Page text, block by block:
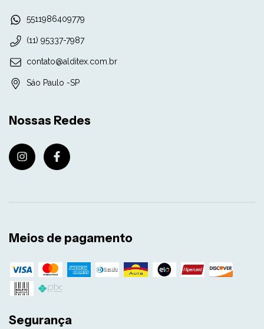
5511986409779
(11) 95337-7987
contato@alditex.com.br
Sáo Paulo -SP
Nossas Redes
Meios de pagamento
Segurança